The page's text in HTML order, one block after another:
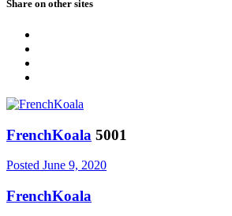
Share on other sites
FrenchKoala 5001
Posted June 9, 2020
FrenchKoala